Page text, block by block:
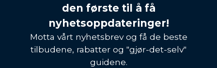
den første til å få
nyhetsoppdateringer!
Motta vårt nyhetsbrev og få de beste
tilbudene, rabatter og "gjør-det-selv"
guidene.